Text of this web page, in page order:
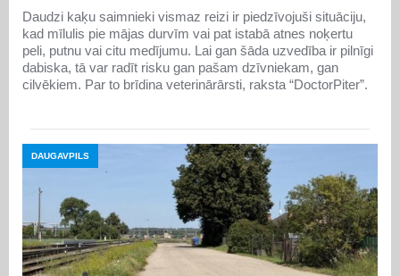
Daudzi kaķu saimnieki vismaz reizi ir piedzīvojuši situāciju,
kad mīlulis pie mājas durvīm vai pat istabā atnes noķertu
peli, putnu vai citu medījumu. Lai gan šāda uzvedība ir pilnīgi
dabiska, tā var radīt risku gan pašam dzīvniekam, gan
cilvēkiem. Par to brīdina veterinārārsti, raksta “DoctorPiter”.
DAUGAVPILS